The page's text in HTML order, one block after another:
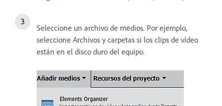
Seleccione un archivo de medios. Por ejemplo,
seleccione Archivos y carpetas si los clips de vídeo
están en el disco duro del equipo.